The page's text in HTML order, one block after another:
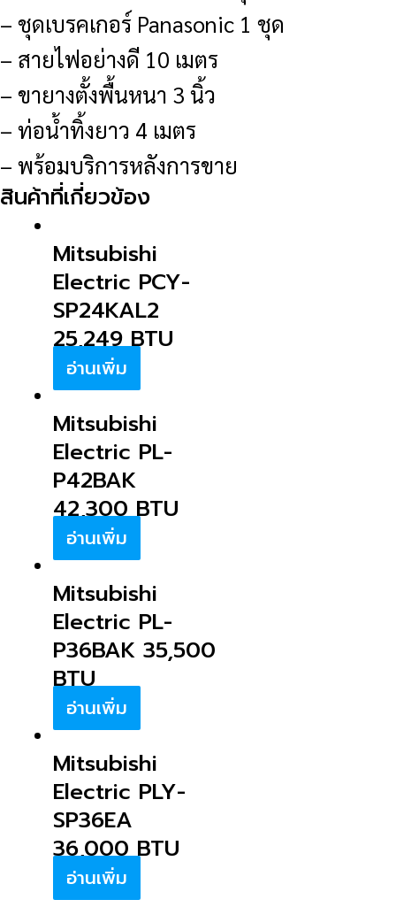
– ชุดเบรคเกอร์ Panasonic 1 ชุด
– สายไฟอย่างดี 10 เมตร
– ขายางตั้งพื้นหนา 3 นิ้ว
– ท่อน้ำทิ้งยาว 4 เมตร
– พร้อมบริการหลังการขาย
สินค้าที่เกี่ยวข้อง
Mitsubishi
Electric PCY-
SP24KAL2
25,249 BTU
อ่านเพิ่ม
Mitsubishi
Electric PL-
P42BAK
42,300 BTU
อ่านเพิ่ม
Mitsubishi
Electric PL-
P36BAK 35,500
BTU
อ่านเพิ่ม
Mitsubishi
Electric PLY-
SP36EA
36,000 BTU
อ่านเพิ่ม